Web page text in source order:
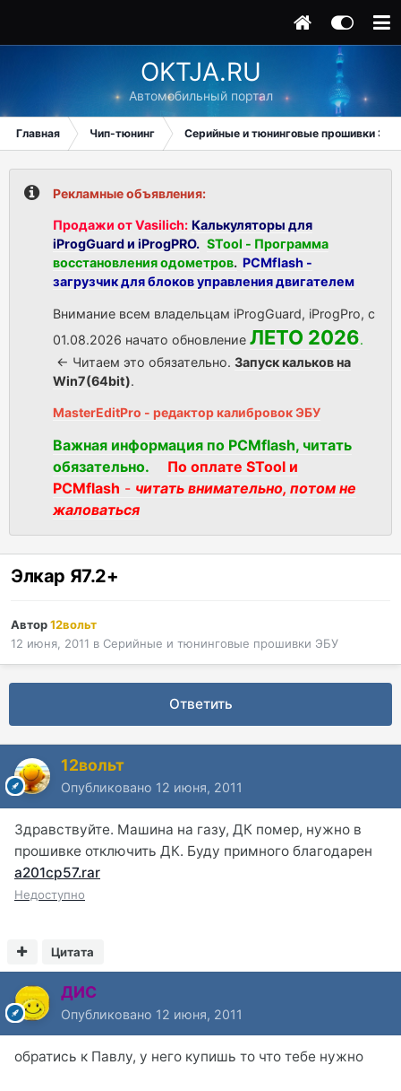
OKTJA.RU
Автомобильный портал
Главная Чип-тюнинг Серийные и тюнинговые прошивки ЭБУ
Рекламные объявления:
Продажи от Vasilich: Калькуляторы для
iProgGuard и iProgPRO. STool - Программа
восстановления одометров. PCMflash -
загрузчик для блоков управления двигателем
Внимание всем владельцам iProgGuard, iProgPro, с
01.08.2026 начато обновление ЛЕТО 2026.
<- Читаем это обязательно. Запуск кальков на
Win7(64bit).
MasterEditPro - редактор калибровок ЭБУ
Важная информация по PCMflash, читать
обязательно.
По оплате STool и
PCMflash - читать внимательно, потом не
жаловаться
Элкар Я7.2+
Автор12вольт
12 июня, 2011 в Серийные и тюнинговые прошивки ЭБУ
Ответить
12вольт
Опубликовано 12 июня, 2011
Здравствуйте. Машина на газу, ДК помер, нужно в
прошивке отключить ДК. Буду примного благодарен
а201cp57.rar
Недоступно
Цитата
ДИС
Опубликовано 12 июня, 2011
обратись к Павлу, у него купишь то что тебе нужно